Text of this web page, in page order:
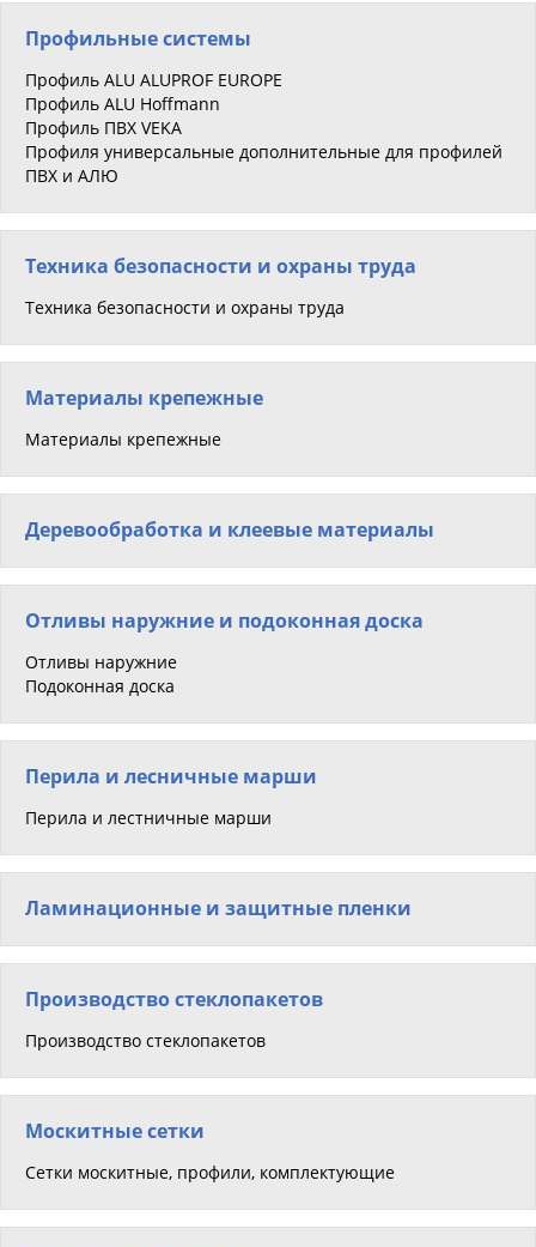
Профильные системы
Профиль ALU ALUPROF EUROPE
Профиль ALU Hoffmann
Профиль ПВХ VEKA
Профиля универсальные дополнительные для профилей
ПВХ и АЛЮ
Техника безопасности и охраны труда
Техника безопасности и охраны труда
Материалы крепежные
Материалы крепежные
Деревообработка и клеевые материалы
Отливы наружние и подоконная доска
Отливы наружние
Подоконная доска
Перила и лесничные марши
Перила и лестничные марши
Ламинационные и защитные пленки
Производство стеклопакетов
Производство стеклопакетов
Москитные сетки
Сетки москитные, профили, комплектующие